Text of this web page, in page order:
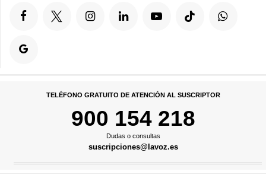
TELÉFONO GRATUITO DE ATENCIÓN AL SUSCRIPTOR
900 154 218
Dudas o consultas
suscripciones@lavoz.es